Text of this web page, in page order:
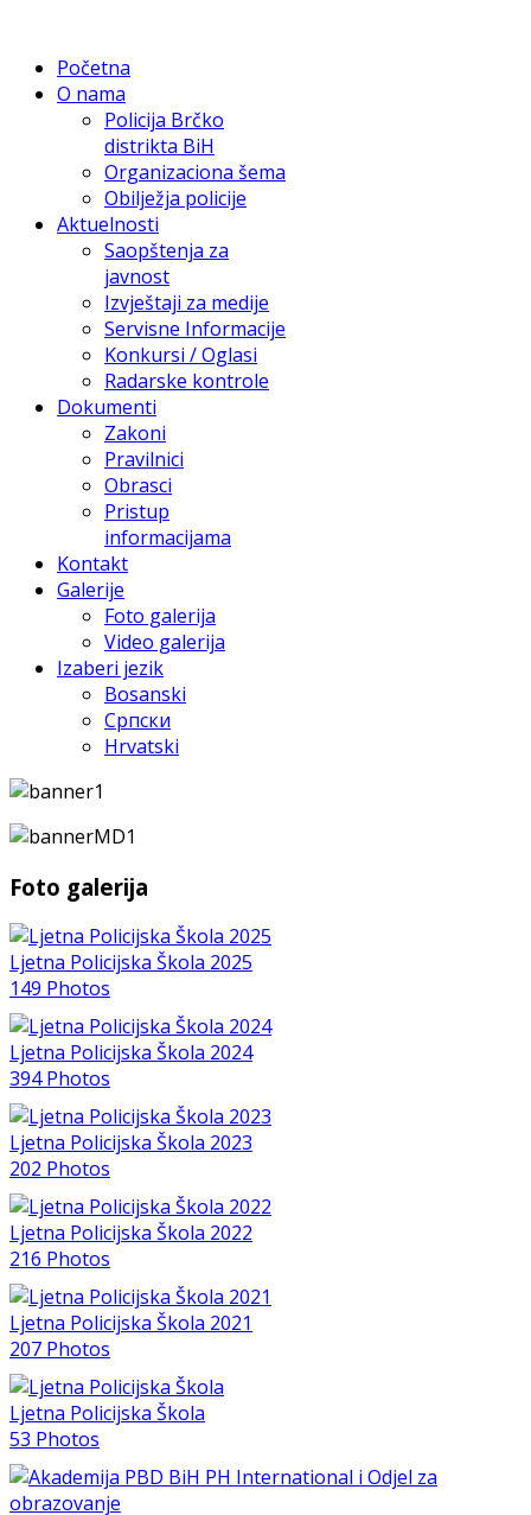
Početna
O nama
Policija Brčko
distrikta BiH
Organizaciona šema
Obilježja policije
Aktuelnosti
Saopštenja za
javnost
Izvještaji za medije
Servisne Informacije
Konkursi / Oglasi
Radarske kontrole
Dokumenti
Zakoni
Pravilnici
Obrasci
Pristup
informacijama
Kontakt
Galerije
Foto galerija
Video galerija
Izaberi jezik
Bosanski
Српски
Hrvatski
Foto galerija
Ljetna Policijska Škola 2025
149 Photos
Ljetna Policijska Škola 2024
394 Photos
Ljetna Policijska Škola 2023
202 Photos
Ljetna Policijska Škola 2022
216 Photos
Ljetna Policijska Škola 2021
207 Photos
Ljetna Policijska Škola
53 Photos